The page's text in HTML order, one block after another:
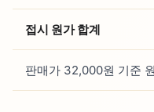
접시 원가 합계
판매가 32,000원 기준